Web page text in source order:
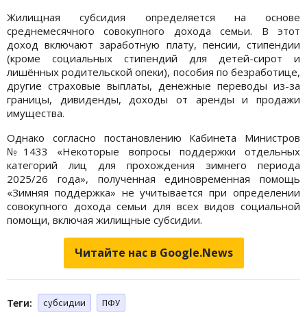
Жилищная субсидия определяется на основе
среднемесячного совокупного дохода семьи. В этот
доход включают заработную плату, пенсии, стипендии
(кроме социальных стипендий для детей-сирот и
лишённых родительской опеки), пособия по безработице,
другие страховые выплаты, денежные переводы из-за
границы, дивиденды, доходы от аренды и продажи
имущества.
Однако согласно постановлению Кабинета Министров
№1433 «Некоторые вопросы поддержки отдельных
категорий лиц для прохождения зимнего периода
2025/26 года», полученная единовременная помощь
«Зимняя поддержка» не учитывается при определении
совокупного дохода семьи для всех видов социальной
помощи, включая жилищные субсидии.
Читайте нас в Google.News
Теги: субсидии ПФУ